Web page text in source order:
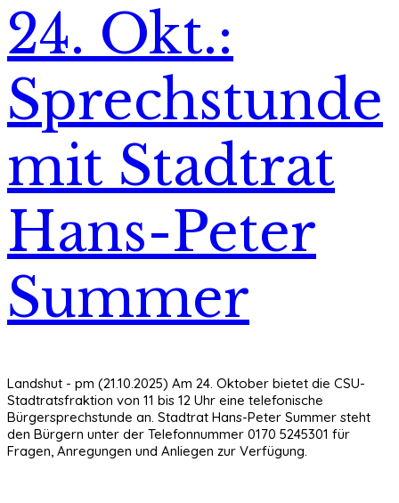
24. Okt.:
Sprechstunde
mit Stadtrat
Hans-Peter
Summer
Landshut - pm (21.10.2025) Am 24. Oktober bietet die CSU-
Stadtratsfraktion von 11 bis 12 Uhr eine telefonische
Bürgersprechstunde an. Stadtrat Hans-Peter Summer steht
den Bürgern unter der Telefonnummer 0170 5245301 für
Fragen, Anregungen und Anliegen zur Verfügung.